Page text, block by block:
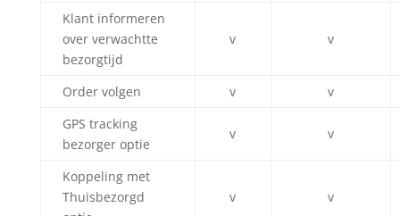
Klant informeren
over verwachtte
bezorgtijd
v v
Order volgen v
v
GPS tracking
bezorger optie
v v
Koppeling met
Thuisbezorgd
v v